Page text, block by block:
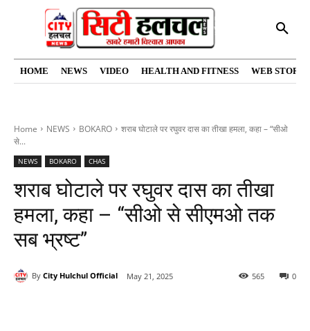
HOME NEWS VIDEO HEALTH AND FITNESS WEB
Home NEWS BOKARO
शराब घोटाले पर रघुवर दास का तीखा हमला, कहा – “सीओ
से...
NEWS BOKARO CHAS
शराब घोटाले पर रघुवर दास का तीखा
हमला, कहा – “सीओ से सीएमओ तक
सब भ्रष्ट”
By City Hulchul Official May 21, 2025 0
565